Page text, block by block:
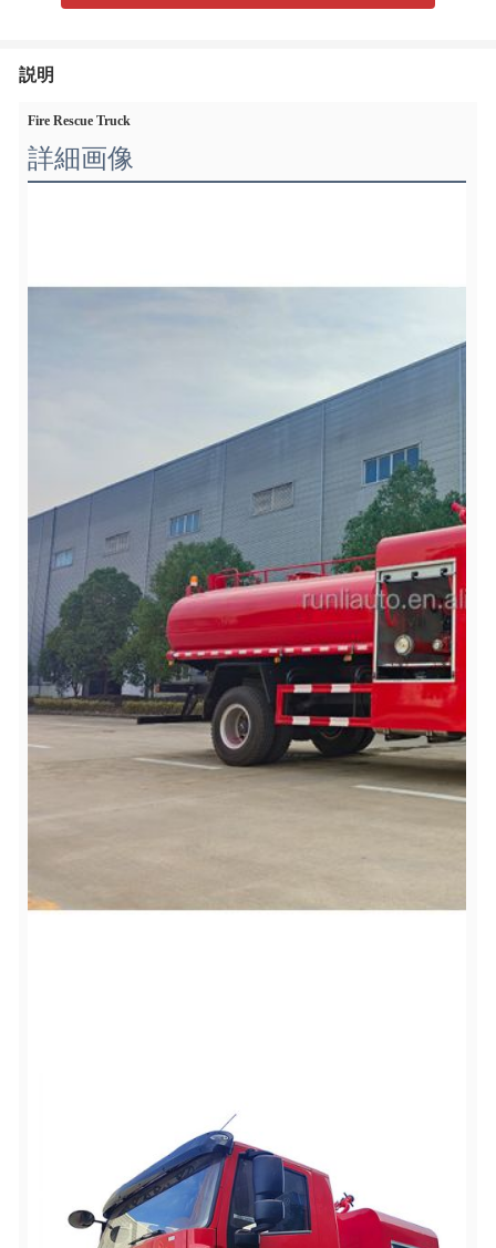
説明
Fire Rescue Truck
詳細画像